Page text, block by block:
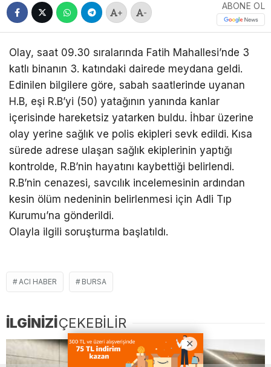
+ -
ABONE OL
Olay, saat 09.30 sıralarında Fatih Mahallesi’nde 3
katlı binanın 3. katındaki dairede meydana geldi.
Edinilen bilgilere göre, sabah saatlerinde uyanan
H.B, eşi R.B’yi (50) yatağının yanında kanlar
içerisinde hareketsiz yatarken buldu. İhbar üzerine
olay yerine sağlık ve polis ekipleri sevk edildi. Kısa
sürede adrese ulaşan sağlık ekiplerinin yaptığı
kontrolde, R.B’nin hayatını kaybettiği belirlendi.
R.B’nin cenazesi, savcılık incelemesinin ardından
kesin ölüm nedeninin belirlenmesi için Adli Tıp
Kurumu’na gönderildi.
Olayla ilgili soruşturma başlatıldı.
ACI HABER BURSA
İLGİNİZİÇEKEBİLİR